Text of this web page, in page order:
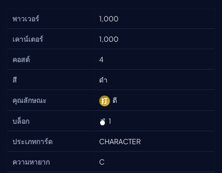
พาวเวอร์ 1,000
เคาน์เตอร์ 1,000
คอสต์ 4
สี ดำ
คุณลักษณะ ตี
บล็อก 1
ประเภทการ์ด CHARACTER
ความหายาก C